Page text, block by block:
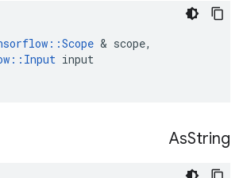
::Scope & scope,
:: Input input
AsString